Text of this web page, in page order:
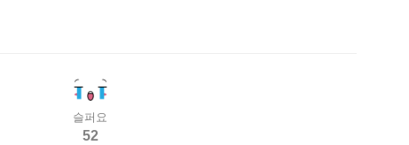
슬퍼요
52